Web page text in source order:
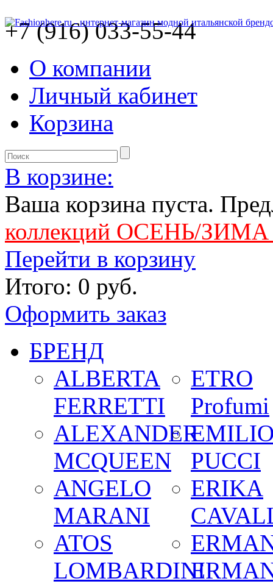
+7 (916) 033-55-44
О компании
Личный кабинет
Корзина
В корзине:
Ваша корзина пуста.
коллекций ОСЕНЬ/ЗИМА
Перейти в корзину
Итого: 0 руб.
Оформить заказ
БРЕНД
ALBERTA
FERRETTI
ALEXANDER
MCQUEEN
ANGELO
MARANI
ATOS
LOMBARDINI
ETRO
Profumi
PUCCI
ERIKA